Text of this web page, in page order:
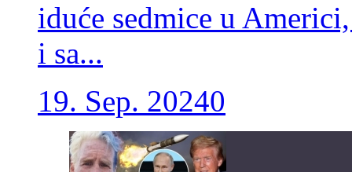
iduće sedmice u
i sa...
19. Sep. 20240